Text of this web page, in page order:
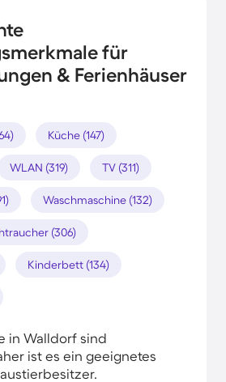
für
& Ferienhäuser
Küche (147)
WLAN (319) TV (311)
Waschmaschine (132)
(306)
Kinderbett (134)
in Walldorf sind
ist es ein geeignetes